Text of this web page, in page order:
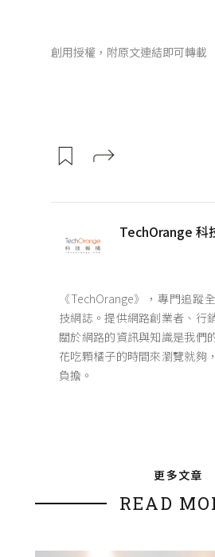
創用授權，附原文連結即可轉載
TechOrange 科
《TechOrange》，專門追蹤
技網誌。提供網路創業者、行
關於網路的資訊與知識是我們
花吃顆橘子的時間來瀏覽就夠
負擔。
更多文章
READ